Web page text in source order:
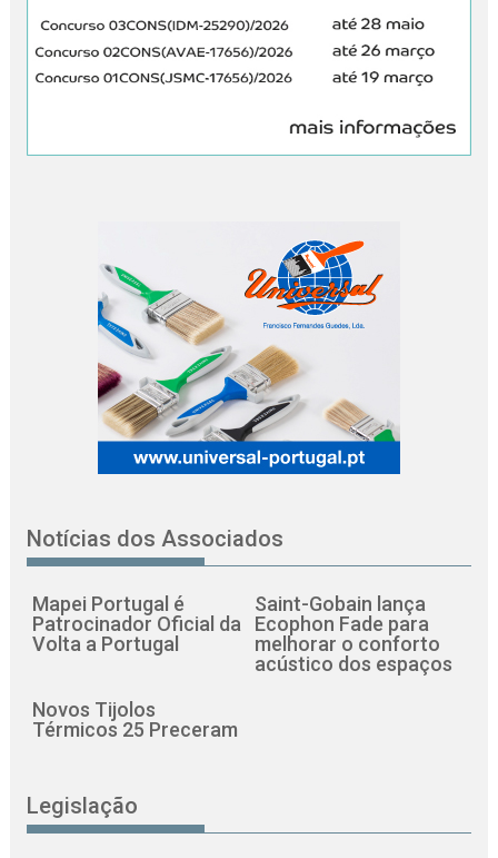
Notícias dos Associados
Mapei Portugal é
Patrocinador Oficial da
Volta a Portugal
Saint-Gobain lança
Ecophon Fade para
melhorar o conforto
acústico dos espaços
Novos Tijolos
Térmicos 25 Preceram
Legislação